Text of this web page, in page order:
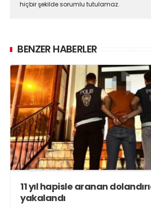
hiçbir şekilde sorumlu tutulamaz.
BENZER HABERLER
11 yıl hapisle aranan
yakalandı